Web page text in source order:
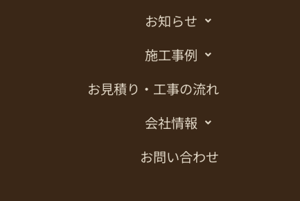
お知らせ
施工事例
お見積り・工事の流れ
会社情報
お問い合わせ